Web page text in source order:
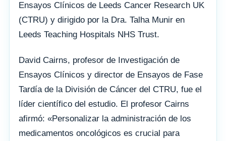
Ensayos Clínicos de Leeds Cancer Research UK
(CTRU) y dirigido por la Dra. Talha Munir en
Leeds Teaching Hospitals NHS Trust.
David Cairns, profesor de Investigación de
Ensayos Clínicos y director de Ensayos de Fase
Tardía de la División de Cáncer del CTRU, fue el
líder científico del estudio. El profesor Cairns
afirmó: «Personalizar la administración de los
medicamentos oncológicos es crucial para